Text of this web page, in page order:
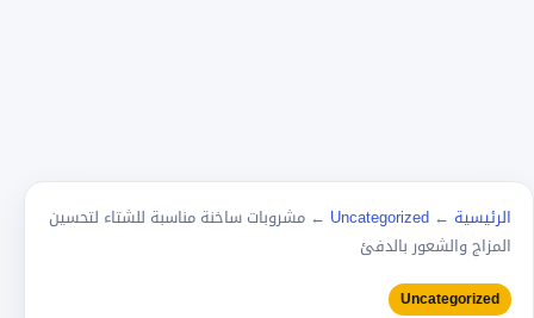
الرئيسية ←
Uncategorized
← مشروبات ساخنة مناسبة للشتاء لتحسين
المزاج والشعور بالدفئ
Uncategorized